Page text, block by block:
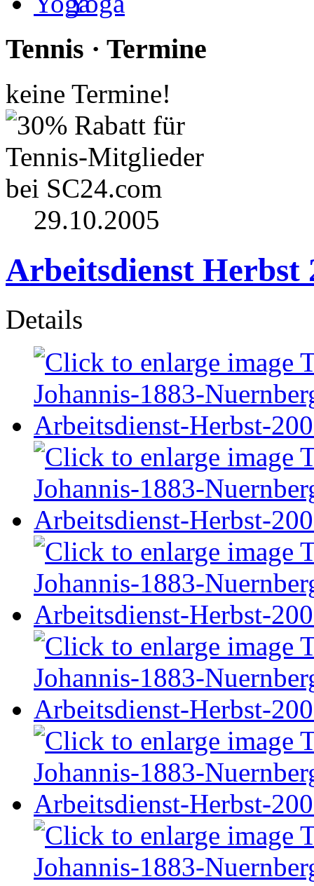
Tennis · Termine
keine Termine!
29.10.2005
Arbeitsdienst Herbst
Details